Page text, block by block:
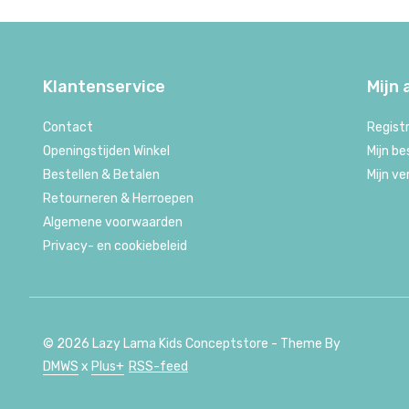
Klantenservice
Contact
Openingstijden Winkel
Bestellen & Betalen
Retourneren & Herroepen
Algemene voorwaarden
Privacy- en cookiebeleid
Mijn
Mijn
Mijn
© 2026 Lazy Lama Kids Conceptstore - Theme By
DMWS x Plus+ RSS-feed